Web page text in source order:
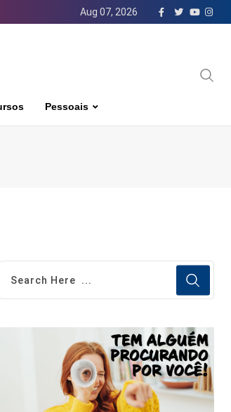
Aug 07, 2026
Pessoais